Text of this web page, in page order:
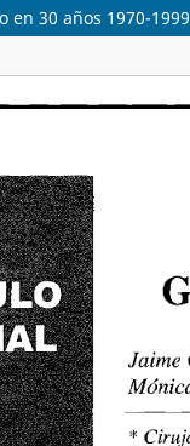
30 años 1970-1999